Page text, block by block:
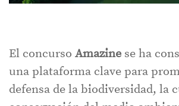
El concurso Amazine se ha
una plataforma clave para
defensa de la biodiversidad, la